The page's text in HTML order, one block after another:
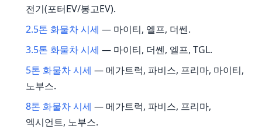
전기(포터EV/봉고EV).
2.5톤 화물차 시세 — 마이티, 엘프, 더쎈.
3.5톤 화물차 시세 — 마이티, 더쎈, 엘프, TGL.
5톤 화물차 시세 — 메가트럭, 파비스, 프리마, 마이티,
노부스.
8톤 화물차 시세 — 메가트럭, 파비스, 프리마,
엑시언트, 노부스.